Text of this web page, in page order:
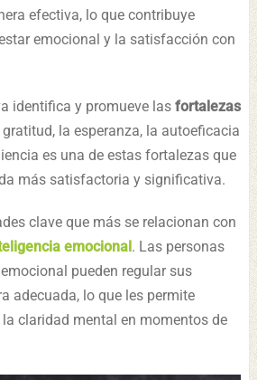
efectiva, lo que contribuye
emocional y la satisfacción con
identifica y promueve las fortalezas
la esperanza, la autoeficacia
es una de estas fortalezas que
más satisfactoria y significativa.
clave que más se relacionan con
emocional. Las personas
pueden regular sus
adecuada, lo que les permite
claridad mental en momentos de